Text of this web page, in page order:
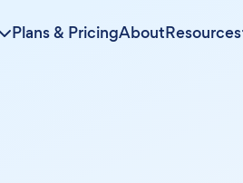
Plans & PricingAboutResources